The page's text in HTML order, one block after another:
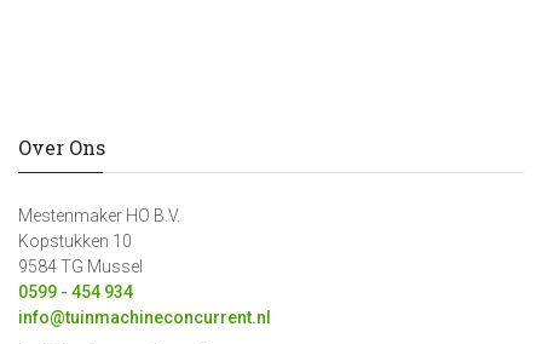
Over Ons
Mestenmaker HO B.V.
Kopstukken 10
9584 TG Mussel
0599 - 454 934
info@tuinmachineconcurrent.nl